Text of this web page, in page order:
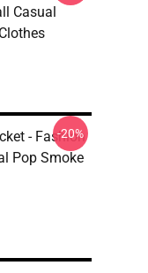
Casual
- Fashion
Pop Smoke
-20%